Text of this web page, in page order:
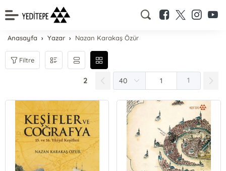
Anasayfa Yazar Nazan Karakaş Özür
Filtre
2 1